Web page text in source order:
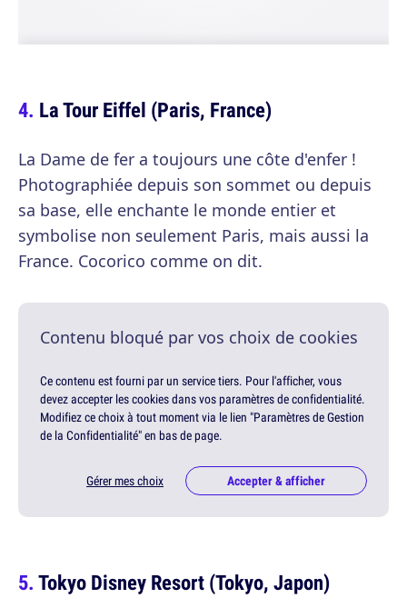
La Tour Eiffel (Paris, France)
La Dame de fer a toujours une côte d'enfer !
Photographiée depuis son sommet ou depuis
sa base, elle enchante le monde entier et
symbolise non seulement Paris, mais aussi la
France. Cocorico comme on dit.
Contenu bloqué par vos choix de cookies
Ce contenu est fourni par un service tiers. Pour l'afficher, vous
devez accepter les cookies dans vos paramètres de confidentialité.
Modifiez ce choix à tout moment via le lien "Paramètres de Gestion
de la Confidentialité" en bas de page.
Gérer mes choix Accepter & afficher
Tokyo Disney Resort (Tokyo, Japon)